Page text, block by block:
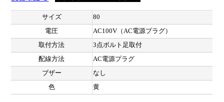
サイズ
80
電圧
AC100V（AC電源プラグ）
取付方法
3点ボルト足取付
配線方法
AC電源プラグ
ブザー
なし
色
黄